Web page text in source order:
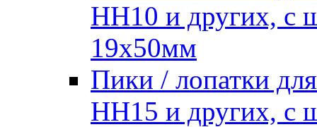
HH10 и других, с
19х50мм
Пики / лопатки
HH15 и других, с